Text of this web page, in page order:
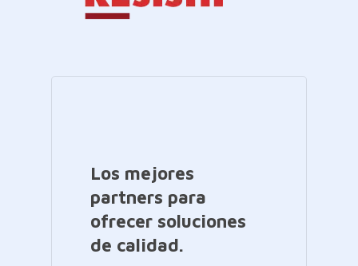
Los mejores
partners para
ofrecer soluciones
de calidad.